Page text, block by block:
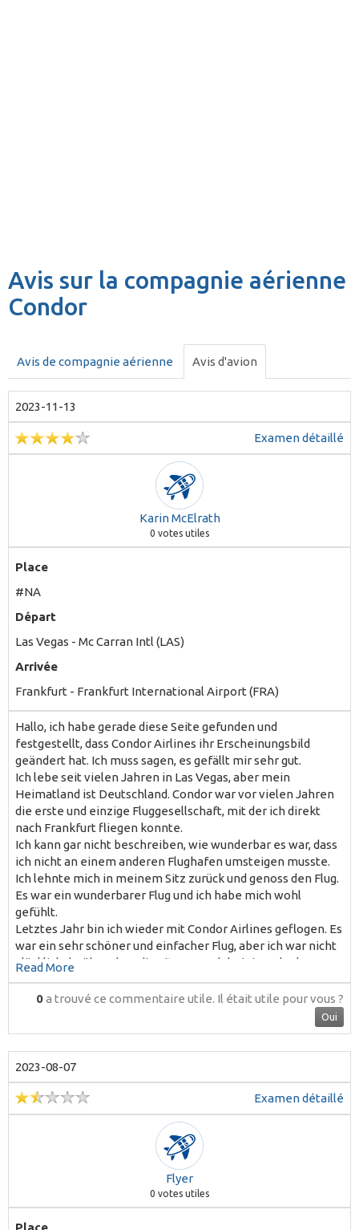
Avis sur la compagnie aérienne
Condor
Avis de compagnie aérienne Avis d'avion
2023-11-13
Examen détaillé
Karin McElrath
0 votes utiles
Place
#NA
Départ
Las Vegas - Mc Carran Intl (LAS)
Arrivée
Frankfurt - Frankfurt International Airport (FRA)
Hallo, ich habe gerade diese Seite gefunden und
festgestellt, dass Condor Airlines ihr Erscheinungsbild
geändert hat. Ich muss sagen, es gefällt mir sehr gut.
Ich lebe seit vielen Jahren in Las Vegas, aber mein
Heimatland ist Deutschland. Condor war vor vielen Jahren
die erste und einzige Fluggesellschaft, mit der ich direkt
nach Frankfurt fliegen konnte.
Ich kann gar nicht beschreiben, wie wunderbar es war, dass
ich nicht an einem anderen Flughafen umsteigen musste.
Ich lehnte mich in meinem Sitz zurück und genoss den Flug.
Es war ein wunderbarer Flug und ich habe mich wohl
gefühlt.
Letztes Jahr bin ich wieder mit Condor Airlines geflogen. Es
war ein sehr schöner und einfacher Flug, aber ich war nicht
glücklich darüber, dass die Sitze so nah beieinander lagen.
Ich habe lange Beine und es war sehr unangenehm für
mich. Ich bin 73 Jahre alt und für mich ist es viel Geld, nach
Deutschland zu fliegen und mich dann wie eine Sadine in
der Dose zu fühlen. Leider war die Business Class komplett
Ich mag Condor Airlines immer noch und werde bei meiner
nächsten Auslandsreise wieder mit ihnen fliegen.
Hoffentlich mehr Beinfreiheit und nicht zu teuer.
Read More
0a trouvé ce commentaire utile. Il était utile pour vous ?
Oui
2023-08-07
Examen détaillé
Flyer
0 votes utiles
Place